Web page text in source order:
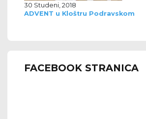
30 Studeni, 2018
ADVENT u Kloštru Podravskom
FACEBOOK STRANICA